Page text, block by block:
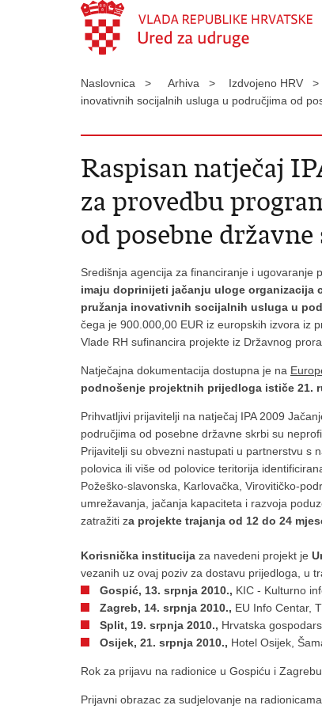
Naslovnica > Arhiva > Izdvojeno HRV >
inovativnih socijalnih usluga u područjima od
Raspisan natječaj
za provedbu
od posebne
Središnja agencija za financiranje i ugovaranje
imaju doprinijeti jačanju uloge organizacija
pružanja inovativnih socijalnih usluga u
čega je 900.000,00 EUR iz europskih izvora iz
Vlade RH sufinancira projekte iz Državnog
Natječajna dokumentacija dostupna je na
podnošenje projektnih prijedloga ističe 21.
Prihvatljivi prijavitelji na natječaj IPA 2009
područjima od posebne državne skrbi su
Prijavitelji su obvezni nastupati u partnerstvu s
polovica ili više od polovice teritorija
Požeško-slavonska, Karlovačka, Virovitičko-
umrežavanja, jačanja kapaciteta i razvoja
zatražiti za projekte trajanja od 12 do 24
Korisnička institucija za navedeni projekt je
vezanih uz ovaj poziv za dostavu prijedloga, u
Gospić, 13. srpnja 2010., KIC - Kulturno
Zagreb, 14. srpnja 2010., EU Info Centar,
Split, 19. srpnja 2010., Hrvatska
Osijek, 21. srpnja 2010., Hotel Osijek,
Rok za prijavu na radionice u Gospiću i
Prijavni obrazac za sudjelovanje na